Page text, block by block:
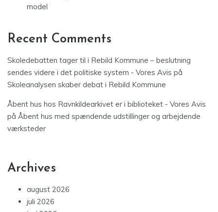
model
Recent Comments
Skoledebatten tager til i Rebild Kommune – beslutning
sendes videre i det politiske system - Vores Avis på
Skoleanalysen skaber debat i Rebild Kommune
Åbent hus hos Ravnkildearkivet er i biblioteket - Vores Avis
på Åbent hus med spændende udstillinger og arbejdende
værksteder
Archives
august 2026
juli 2026